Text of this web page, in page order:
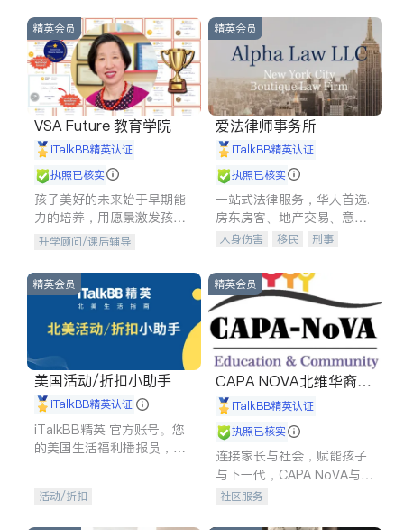
商铺租售
开发商建商
精英会员
VSA Future 教育学院
iTalkBB精英认证
执照已核实
孩子美好的未来始于早期能
力的培养，用愿景激发孩子
的学习潜力和动力。理念：
拥有成长型心态是成功的基
石。
升学顾问/课后辅导
精英会员
爱法律师事务所
iTalkBB精英认证
执照已核实
一站式法律服务，华人首选.
房东房客、地产交易、意外
伤害、车祸重伤、商业诉
建筑合同、刑事案件全包办
人身伤害 移民
刑事
信托/遗嘱
商业
索赔
律师-其它 保释
精英会员
美国活动/折扣小助手
iTalkBB精英认证
iTalkBB精英 官方账号。您
的美国生活福利播报员，精
专属福利。
活动/折扣
精英会员
CAPA NOVA北维华裔家
长会iTalkBB精英认证
执照已核实
连接家长与社会，赋能孩子
与下一代，CAPA NoVA与您
携手建设包容、公平、充满
社区服务